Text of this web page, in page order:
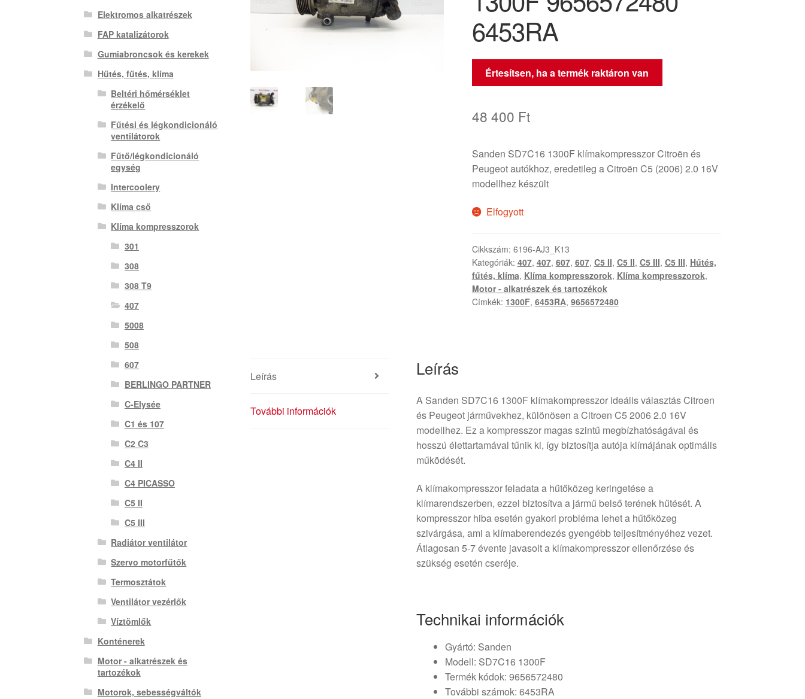
6453RA
Értesítsen, ha a termék raktáron van
48 400 Ft
Sanden SD7C16 1300F klímakompresszor Citroën és
Peugeot autókhoz, eredetileg a Citroën C5 (2006) 2.0 16V
modellhez készült
Elfogyott
Cikkszám: 6196-AJ3_K13
Kategóriák: 407, 407, 607, 607, C5 II, C5 II, C5 III, C5 III, Hűtés,
fűtés, klíma, Klíma kompresszorok, Klíma kompresszorok,
Motor - alkatrészek és tartozékok
Címkék: 1300F, 6453RA, 9656572480
Leírás
További információk
Leírás
A Sanden SD7C16 1300F klímakompresszor ideális választás Citroen
és Peugeot járművekhez, különösen a Citroen C5 2006 2.0 16V
modellhez. Ez a kompresszor magas szintű megbízhatóságával és
hosszú élettartamával tűnik ki, így biztosítja autója klímájának optimális
működését.
A klímakompresszor feladata a hűtőközeg keringetése a
klímarendszerben, ezzel biztosítva a jármű belső terének hűtését. A
kompresszor hiba esetén gyakori probléma lehet a hűtőközeg
szivárgása, ami a klímaberendezés gyengébb teljesítményéhez vezet.
Átlagosan 5-7 évente javasolt a klímakompresszor ellenőrzése és
szükség esetén cseréje.
Technikai információk
Gyártó: Sanden
Modell: SD7C16 1300F
Termék kódok: 9656572480
További számok: 6453RA
Elektromos alkatrészek
FAP katalizátorok
Gumiabroncsok és kerekek
Hűtés, fűtés, klíma
Beltéri hőmérséklet
érzékelő
Fűtési és légkondicionáló
ventilátorok
Fűtő/légkondicionáló
egység
Intercoolery
Klíma cső
Klíma kompresszorok
301
308
308 T9
407
5008
508
607
BERLINGO PARTNER
C-Elysée
C1 és 107
C2 C3
C4 II
C4 PICASSO
C5 II
C5 III
Radiátor ventilátor
Szervo motorfűtők
Termosztátok
Ventilátor vezérlők
Víztömlők
Konténerek
Motor - alkatrészek és
tartozékok
Motorok, sebességváltók